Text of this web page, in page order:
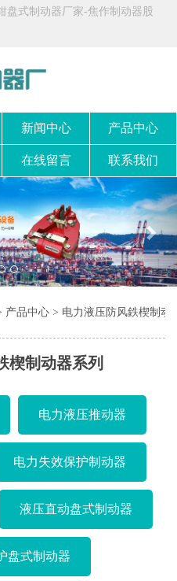
盘式制动器厂家-焦作制动器股
新闻中心 产品中心
在线留言 联系我们
产品中心 > 电力液压防风鉄楔制动
楔制动器系列
电力液压推动器
电力失效保护制动器
液压直动盘式制动器
盘式制动器